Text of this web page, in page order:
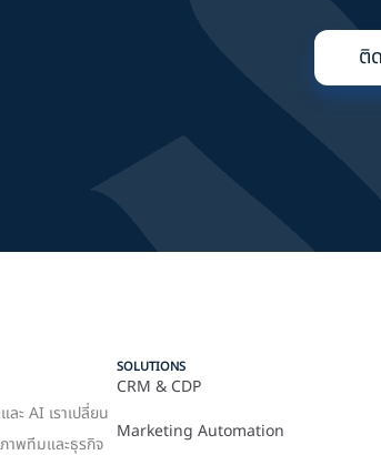
ติ
ะ AI เราเปลี่ยน
าพทีมและธุรกิจ
SOLUTIONS
CRM & CDP
Marketing Automation